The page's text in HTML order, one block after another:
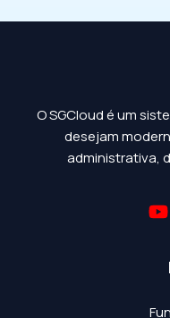
O SGCloud é um
desejam
administrativa,